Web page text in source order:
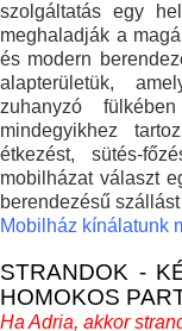
szolgáltatás egy
meghaladják a
és modern
alapterületük,
zuhanyzó
mindegyikhez
étkezést, sütés-
mobilházat választ
berendezésű
Mobilház kínálatunk
STRANDOK -
HOMOKOS
Ha Adria, akkor